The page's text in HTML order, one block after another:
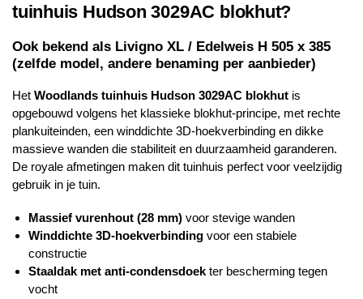
tuinhuis Hudson 3029AC blokhut?
Ook bekend als Livigno XL / Edelweis H 505 x 385
(zelfde model, andere benaming per aanbieder)
Het Woodlands tuinhuis Hudson 3029AC blokhut is
opgebouwd volgens het klassieke blokhut-principe, met rechte
plankuiteinden, een winddichte 3D-hoekverbinding en dikke
massieve wanden die stabiliteit en duurzaamheid garanderen.
De royale afmetingen maken dit tuinhuis perfect voor veelzijdig
gebruik in je tuin.
Massief vurenhout (28 mm) voor stevige wanden
Winddichte 3D-hoekverbinding voor een stabiele
constructie
Staaldak met anti-condensdoek ter bescherming tegen
vocht